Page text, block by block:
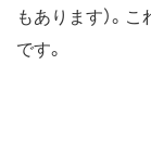
もあります）。
です。